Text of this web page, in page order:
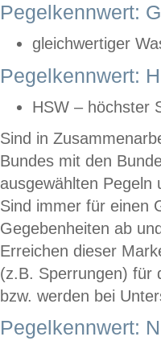
Pegelkennwert:
gleichwertiger
Pegelkennwert:
HSW – höchster
Sind in
Bundes mit den
ausgewählten
Sind immer für einen
Gegebenheiten ab
Erreichen dieser
(z.B. Sperrungen) für
bzw. werden bei
Pegelkennwert: